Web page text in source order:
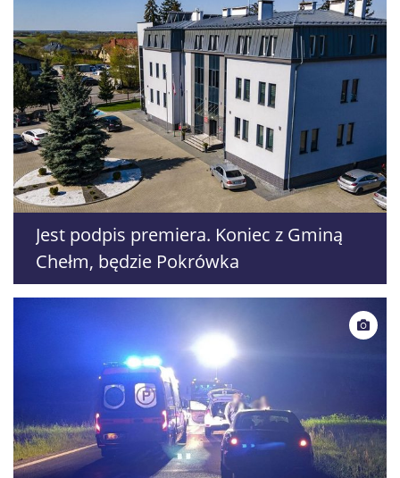
Jest podpis premiera. Koniec z Gminą
Chełm, będzie Pokrówka